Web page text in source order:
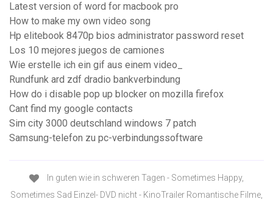
Latest version of word for macbook pro
How to make my own video song
Hp elitebook 8470p bios administrator password reset
Los 10 mejores juegos de camiones
Wie erstelle ich ein gif aus einem video_
Rundfunk ard zdf dradio bankverbindung
How do i disable pop up blocker on mozilla firefox
Cant find my google contacts
Sim city 3000 deutschland windows 7 patch
Samsung-telefon zu pc-verbindungssoftware
In guten wie in schweren Tagen - Sometimes Happy,
Sometimes Sad Einzel- DVD nicht - KinoTrailer Romantische Filme,